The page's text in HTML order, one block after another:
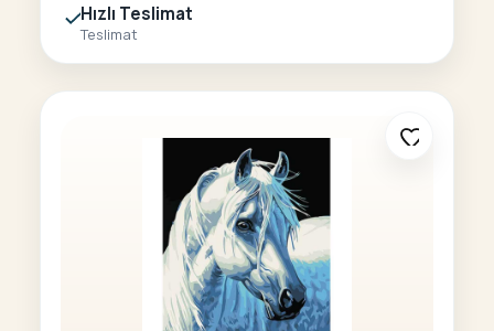
Hızlı Teslimat
Teslimat